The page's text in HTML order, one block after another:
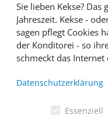
Medienspiegel &
*** Vertrag
Sie lieben Kekse? Das
Jahreszeit. Kekse -
sagen pflegt Cookies
der Konditorei - so
schmeckt das Internet
Cookies helfen Ihnen,
Werbung sparen und
Statistiken erstellen
Datenschutzerklärung
Essenziell